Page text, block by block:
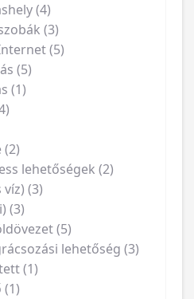
(4)
(3)
(5)
(5)
(1)
(2)
lehetőségek (2)
(3)
(3)
(5)
lehetőség (3)
(1)